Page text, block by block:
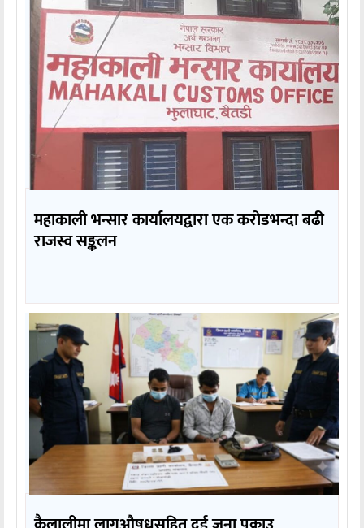
महाकाली भन्सार कार्यालयद्वारा एक करोडभन्दा बढी
राजस्व सङ्कलन